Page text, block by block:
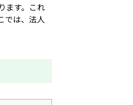
ます。これ
では、法人